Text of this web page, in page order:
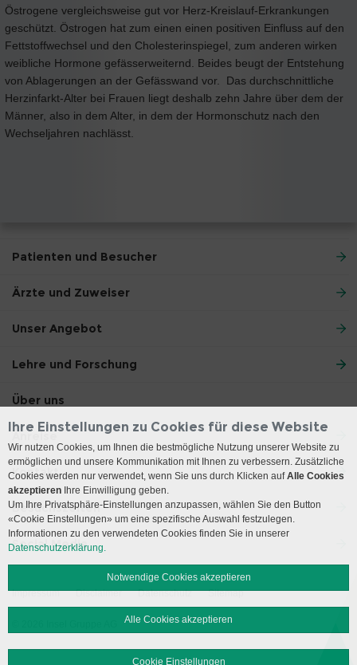
Östrogene vergleichsweise gut vor Herz-Kreislauf-Erkrankungen
geschützt. Östrogen hat zum einen einen positiven Einfluss auf den
Fettstoffwechsel und den Cholesterinspiegel, zum anderen wirken
weibliche Hormone gefässerweiternd. Beides beugt der Entstehung
von Ablagerungen an der Gefässwand vor. Das durchschnittliche
Herzinfarkt-Alter bei Frauen liegt deshalb zehn Jahre über dem der
Männer, also in dem Alter, in dem der Hormonschutz nach den
Wechseljahren nachlässt.
Patienten und Besucher
Ärzte und Zuweiser
Unser Angebot
Lehre und Forschung
Über uns
Anreise
Kontakt
Besuchszeiten
Social Media
Impressum Disclaimer Datenschutz Sitemap
Ihre Einstellungen zu Cookies für diese Website
Wir nutzen Cookies, um Ihnen die bestmögliche Nutzung unserer Website zu
ermöglichen und unsere Kommunikation mit Ihnen zu verbessern. Zusätzliche
Cookies werden nur verwendet, wenn Sie uns durch Klicken aufAlle Cookies
akzeptieren Ihre Einwilligung geben.
Um Ihre Privatsphäre-Einstellungen anzupassen, wählen Sie den Button
«Cookie Einstellungen» um eine spezifische Auswahl festzulegen.
Informationen zu den verwendeten Cookies finden Sie in unserer
Datenschutzerklärung.
Notwendige Cookies akzeptieren
Alle Cookies akzeptieren
Cookie Einstellungen